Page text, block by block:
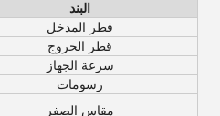
البند
قطر المدخل
قطر الخروج
سرعة الجهاز
رسومات
مقاس الصفر